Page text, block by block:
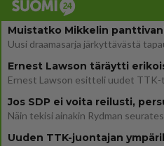
Muistatko Mikkelin